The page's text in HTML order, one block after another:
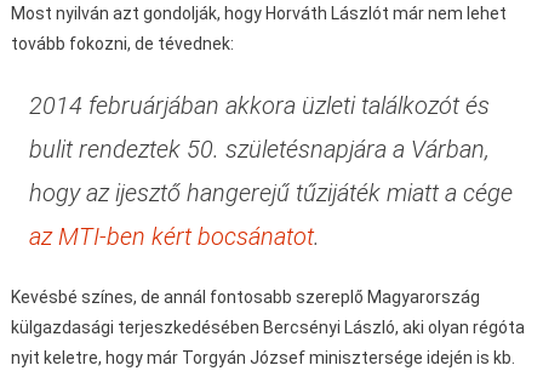
Most nyilván azt gondolják, hogy Horváth Lászlót már nem lehet
tovább fokozni, de tévednek:
2014 februárjában akkora üzleti találkozót és
bulit rendeztek 50. születésnapjára a Várban,
hogy az ijesztő hangerejű tűzijáték miatt a cége
az MTI-ben kért bocsánatot.
Kevésbé színes, de annál fontosabb szereplő Magyarország
külgazdasági terjeszkedésében Bercsényi László, aki olyan régóta
nyit keletre, hogy már Torgyán József minisztersége idején is kb.